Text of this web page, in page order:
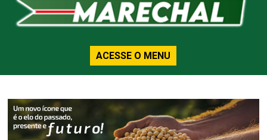
ACESSE O MENU